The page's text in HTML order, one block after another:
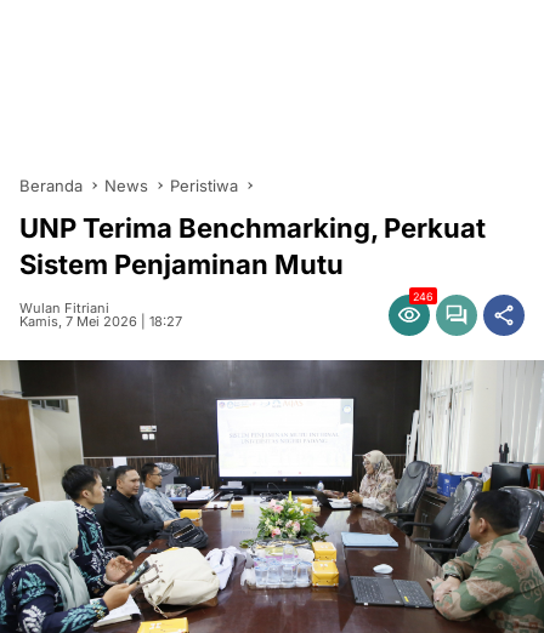
Beranda News Peristiwa
UNP Terima Benchmarking, Perkuat
Sistem Penjaminan Mutu
Wulan Fitriani
Kamis, 7 Mei 2026 | 18:27
246